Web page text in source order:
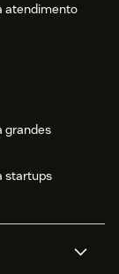
atendimento
grandes
startups